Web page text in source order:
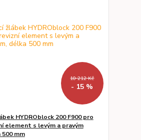
10 212 Kč
- 15 %
HYDROblock 200 F900 pro
element s levým a pravým
mm